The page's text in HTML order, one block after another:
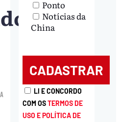
Ponto
Notícias da
China
LI E CONCORDO
COM OSTERMOS DE
USO E POLÍTICA DE